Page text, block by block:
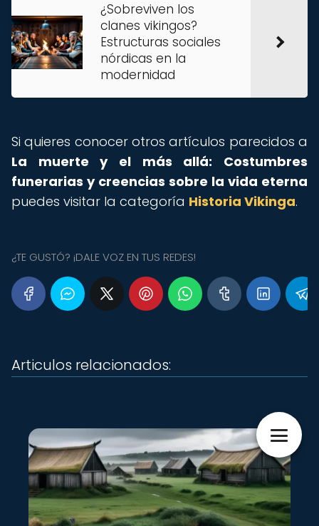
¿Sobreviven los
clanes vikingos?
Estructuras sociales
nórdicas en la
modernidad
Si quieres conocer otros artículos parecidos a
La muerte y el más allá: Costumbres
funerarias y creencias sobre la vida eterna
puedes visitar la categoría Historia Vikinga.
¿TE GUSTÓ? ¡DALE VOZ EN TUS REDES!
Articulos relacionados: